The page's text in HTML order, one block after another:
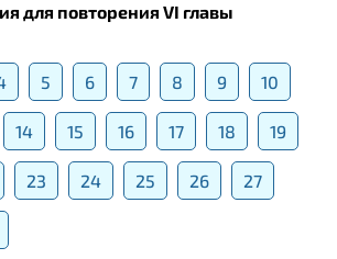
для повторения VI главы
5 6 7 8 9 10
14 15 16 17 18 19
23 24 25 26 27